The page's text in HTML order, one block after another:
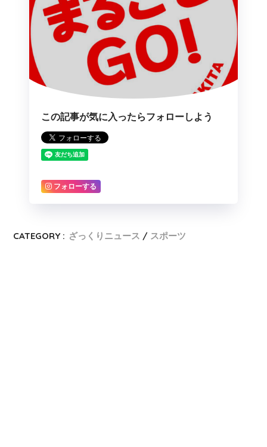
この記事が気に入ったらフォローしよう
フォローする
CATEGORY : ざっくりニュース スポーツ